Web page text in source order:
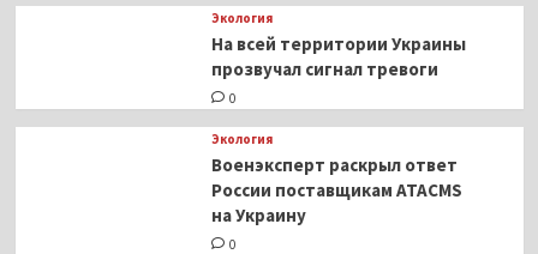
Экология
На всей территории Украины
прозвучал сигнал тревоги
0
Экология
Военэксперт раскрыл ответ
России поставщикам ATACMS
на Украину
0